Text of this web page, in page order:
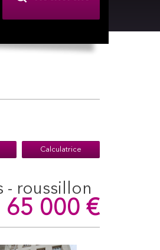
Calculatrice
- roussillon
65 000 €